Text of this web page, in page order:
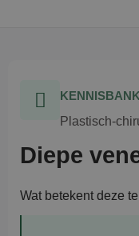
Plastisch-
Diepe
Wat betekent deze